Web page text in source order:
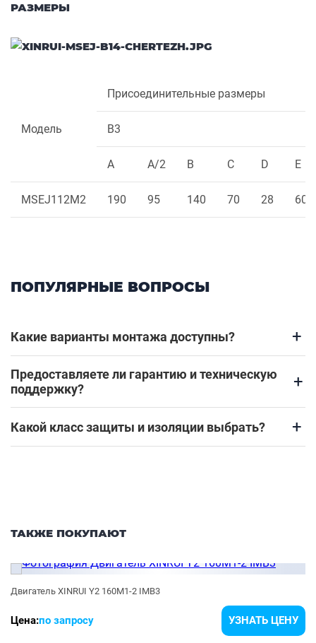
РАЗМЕРЫ
Модель
Присоединительные размеры
B3
A A/2 B C D E
MSEJ112M2 190 95 140 70 28 60
ПОПУЛЯРНЫЕ ВОПРОСЫ
Какие варианты монтажа доступны? +
Предоставляете ли гарантию и техническую
поддержку?
+
Какой класс защиты и изоляции выбрать? +
ТАКЖЕ ПОКУПАЮТ
Двигатель XINRUI Y2 160M1-2 IMB3
Цена:по запросу УЗНАТЬ ЦЕНУ